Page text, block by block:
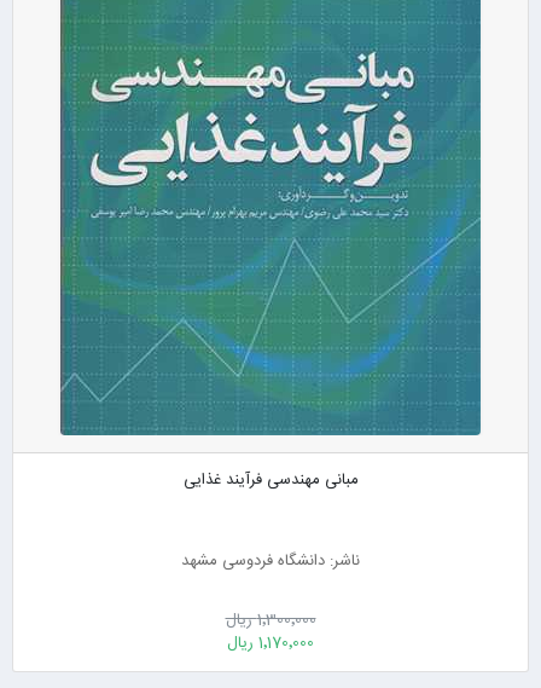
مبانی مهندسی فرآیند غذایی
ناشر: دانشگاه فردوسی مشهد
1٬300٬000 ریال
1٬170٬000 ریال